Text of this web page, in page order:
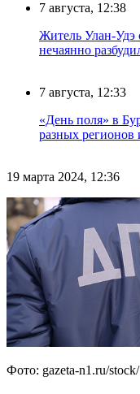
7 августа, 12:38
Житель Улан-Удэ
нечаянно
7 августа, 12:33
«День поля» в
разных
19 марта 2024, 12:36
Фото: gazeta-n1.ru/stock/